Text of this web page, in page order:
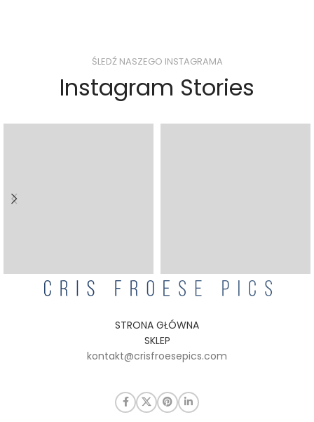
ŚLEDŹ NASZEGO INSTAGRAMA
Instagram Stories
STRONA GŁÓWNA
SKLEP
kontakt@crisfroesepics.com